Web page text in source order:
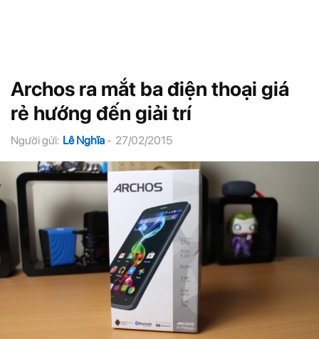
Archos ra mắt ba điện thoại giá
rẻ hướng đến giải trí
Người gửi: Lê Nghĩa - 27/02/2015